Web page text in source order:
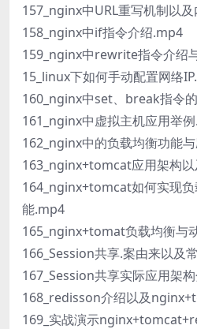
157_nginx中URL重写机制以
158_nginx中if指令介绍.mp4
159_nginx中rewrite指令介绍
15_linux下如何手动配置网络
160_nginx中set、break指令
161_nginx中虚拟主机应用举
162_nginx中的负载均衡功能
163_nginx+tomcat应用架构
164_nginx+tomcat如何实现
能.mp4
165_nginx+tomat负载均衡与
166_Session共享.案由来以及
167_Session共享实际应用架
168_redisson介绍以及
169_实战演示